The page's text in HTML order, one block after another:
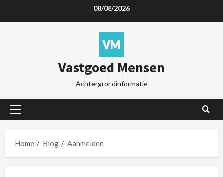
08/08/2026
Vastgoed Mensen
Achtergrondinformatie
Home Blog Aanmelden